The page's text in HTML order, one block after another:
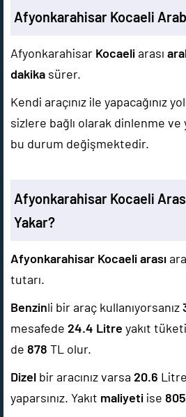
Afyonkarahisar Kocaeli
Afyonkarahisar Kocaeliarası
dakika sürer.
Kendi araçınız ile yapacağınız
sizlere bağlı olarak dinlenme ve
bu durum değişmektedir.
Afyonkarahisar Kocaeli
Yakar?
Afyonkarahisar Kocaeli arası
tutarı.
Benzinli bir araç kullanıyorsanız
mesafede 24.4 Litre yakıt
de 878 TL olur.
Dizel bir aracınız varsa 20.6
yaparsınız. Yakıt maliyeti ise 805